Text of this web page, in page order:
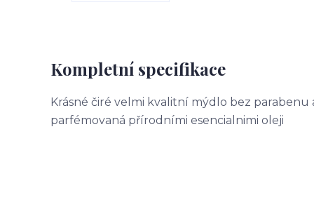
Kompletní specifikace
Krásné čiré velmi kvalitní mýdlo bez parabenu
parfémovaná přírodními esencialnimi oleji